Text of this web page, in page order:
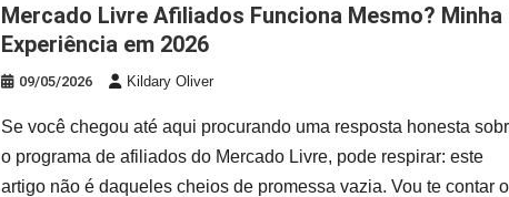
Mercado Livre Afiliados Funciona Mesmo? Minha
Experiência em 2026
09/05/2026 Kildary Oliver
Se você chegou até aqui procurando uma resposta honesta
o programa de afiliados do Mercado Livre, pode respirar: este
artigo não é daqueles cheios de promessa vazia. Vou te contar o